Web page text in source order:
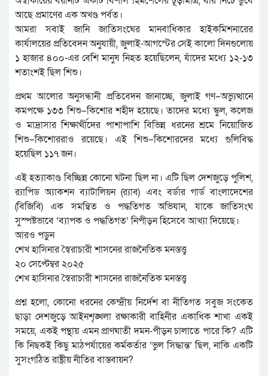
আছে প্রমাণের এক অখণ্ড পর্বত।
আমরা সবাই জানি জাতিসংঘের মানবাধিকার হাইকমিশনারের
কার্যালয়ের প্রতিবেদন অনুযায়ী, জুলাই-আগস্টের সেই কালো দিনগুলোয়
১ হাজার ৪০০-এর বেশি মানুষ নিহত হয়েছিলেন, যাঁদের মধ্যে ১২-১৩
শতাংশই ছিল শিশু।
প্রথম আলোর অনুসন্ধানী প্রতিবেদন জানাচ্ছে, জুলাই গণ–অভ্যুত্থানে
কমপক্ষে ১৩৩ শিশু–কিশোর শহীদ হয়েছে। তাদের মধ্যে স্কুল, কলেজ
ও মাদ্রাসার শিক্ষার্থীদের পাশাপাশি বিভিন্ন ধরনের শ্রমে নিয়োজিত
শিশু–কিশোররাও রয়েছে। এই শিশু–কিশোরদের মধ্যে গুলিবিদ্ধ
হয়েছিল ১১৭ জন।
এই হত্যাকাণ্ড বিচ্ছিন্ন কোনো ঘটনা ছিল না। এটি ছিল দেশজুড়ে পুলিশ,
র‍্যাপিড অ্যাকশন ব্যাটালিয়ন (র‍্যাব) এবং বর্ডার গার্ড বাংলাদেশের
(বিজিবি) এক সমন্বিত ও পদ্ধতিগত অভিযান, যাকে জাতিসংঘ
সুস্পষ্টভাবে ‘ব্যাপক ও পদ্ধতিগত’ নিপীড়ন হিসেবে আখ্যা দিয়েছে।
আরও পড়ুন
শেখ হাসিনার স্বৈরাচারী শাসনের রাজনৈতিক মনস্তত্ত্ব
২০ সেপ্টেম্বর ২০২৫
শেখ হাসিনার স্বৈরাচারী শাসনের রাজনৈতিক মনস্তত্ত্ব
প্রশ্ন হলো, কোনো ধরনের কেন্দ্রীয় নির্দেশ বা নীতিগত সবুজ সংকেত
ছাড়া দেশজুড়ে আইনশৃঙ্খলা রক্ষাকারী বাহিনীর একাধিক শাখা একই
সময়ে, একই পন্থায় এমন প্রাণঘাতী দমন-পীড়ন চালাতে পারে কি? এটি
কি নিছকই কিছু মাঠপর্যায়ের কর্মকর্তার ‘ভুল সিদ্ধান্ত’ ছিল, নাকি একটি
সুসংগঠিত রাষ্ট্রীয় নীতির বাস্তবায়ন?